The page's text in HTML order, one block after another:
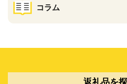
コラム
返礼品を